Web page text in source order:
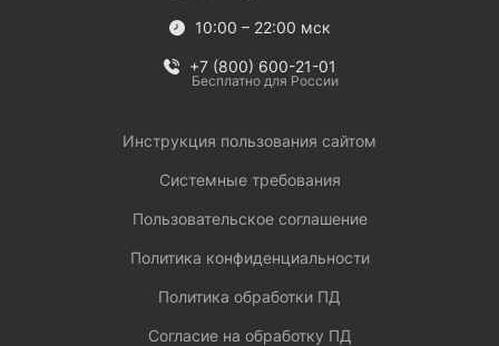
10:00 – 22:00 мск
+7 (800) 600-21-01
Бесплатно для России
Инструкция пользования сайтом
Системные требования
Пользовательское соглашение
Политика конфиденциальности
Политика обработки ПД
Согласие на обработку ПД